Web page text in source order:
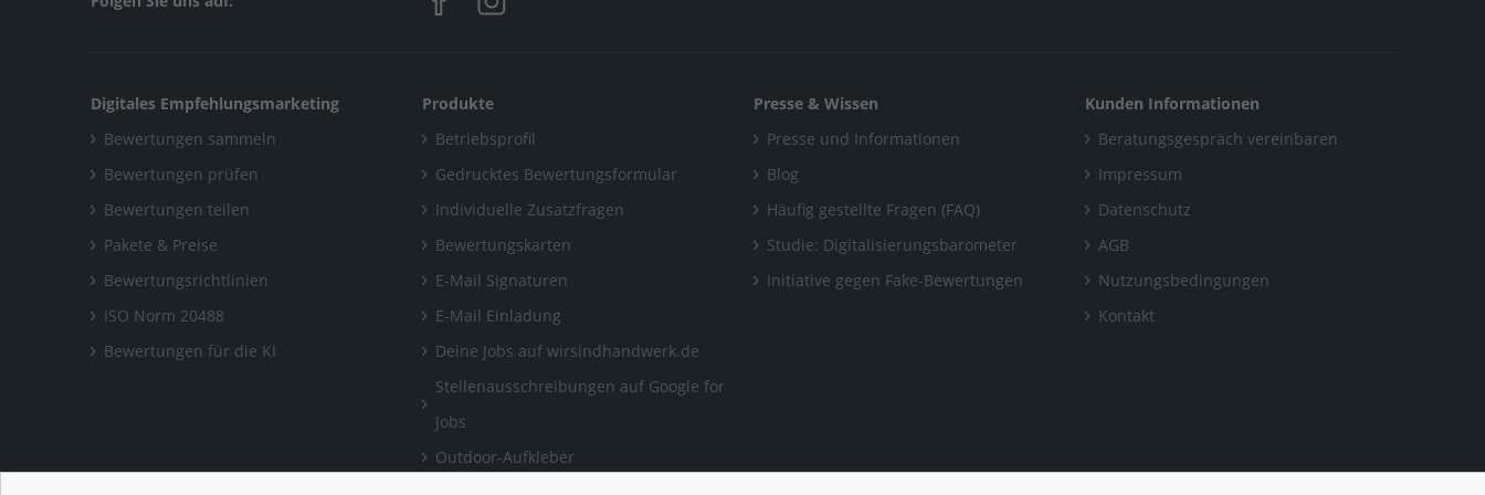
Digitales Empfehlungsmarketing
Bewertungen sammeln
Bewertungen prüfen
Bewertungen teilen
Pakete & Preise
Bewertungsrichtlinien
ISO Norm 20488
Bewertungen für die KI
Produkte
Betriebsprofil
Gedrucktes Bewertungsformular
Individuelle Zusatzfragen
Bewertungskarten
E-Mail Signaturen
E-Mail Einladung
Deine Jobs auf wirsindhandwerk.de
Stellenausschreibungen auf Google for
Jobs
Outdoor-Aufkleber
Presse & Wissen
Presse und Informationen
Blog
Häufig gestellte Fragen (FAQ)
Studie: Digitalisierungsbarometer
Initiative gegen Fake-Bewertungen
Kunden Informationen
Beratungsgespräch vereinbaren
Impressum
Datenschutz
AGB
Nutzungsbedingungen
Kontakt